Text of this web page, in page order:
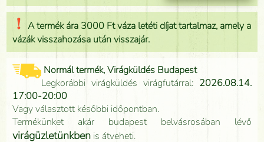
A termék ára 3000 Ft váza letéti díjat tartalmaz, amely a
vázák visszahozása után visszajár.
Normál termék, Virágküldés Budapest
Legkorábbi virágküldés virágfutárral: 2026.08.14.
17:00-20:00
Vagy választott későbbi időpontban.
Termékünket akár budapest belvásrosában lévő
virágüzletünkben is átveheti.